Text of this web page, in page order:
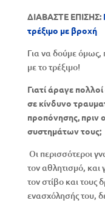
ΔΙΑΒΑΣΤΕ ΕΠΙΣΗΣ:
τρέξιμο με βροχή
Για να δούμε όμως,
με το τρέξιμο!
Γιατί άραγε
σε κίνδυνο
προπόνησης,
συστημάτων τους;
Οι περισσότεροι
τον αθλητισμό, και
τον στίβο και τους
ενασχόλησής του,